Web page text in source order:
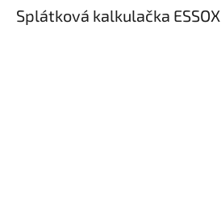
Splátková kalkulačka ESSOX